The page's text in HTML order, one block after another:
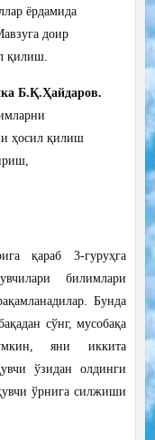
ёрдамида
доир
қилиш.
Б.Қ.Ҳайдаров.
ҳосил қилиш
қараб 3-гуруҳга
билимлари
Бунда
сўнг, мусобақа
яни иккита
ўзидан олдинги
ўрнига силжиши